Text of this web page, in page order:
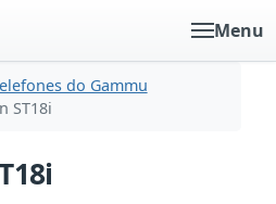
Menu
do Gammu
ST18i